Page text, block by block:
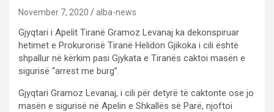
November 7, 2020 alba-news
Gjyqtari i Apelit Tiranë Gramoz Levanaj ka dekonspiruar
hetimet e Prokurorisë Tiranë Helidon Gjikoka i cili është
shpallur në kërkim pasi Gjykata e Tiranës caktoi masën e
sigurisë “arrest me burg”.
Gjyqtari Gramoz Levanaj, i cili për detyrë të caktonte ose jo
masën e sigurisë në Apelin e Shkallës së Parë, njoftoi